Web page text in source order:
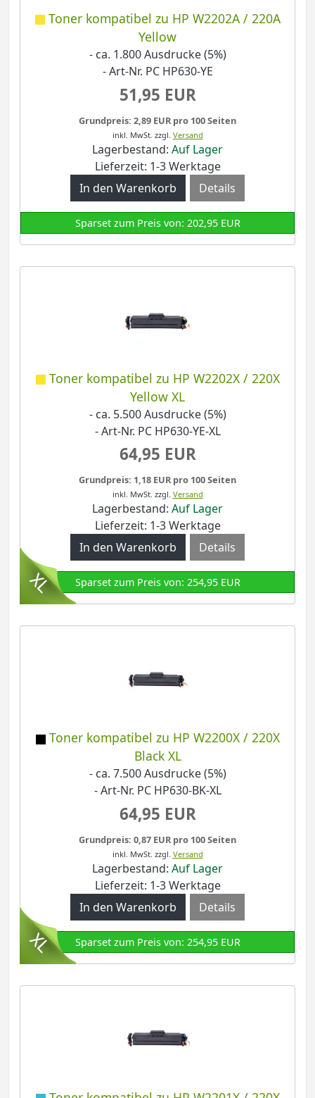
Toner kompatibel zu HP W2202A / 220A
Yellow
- ca. 1.800 Ausdrucke (5%)
- Art-Nr. PC HP630-YE
51,95 EUR
Grundpreis: 2,89 EUR pro 100 Seiten
inkl. MwSt. zzgl. Versand
Lagerbestand: Auf Lager
Lieferzeit: 1-3 Werktage
Details
Sparset zum Preis von: 202,95 EUR
Toner kompatibel zu HP W2202X / 220X
Yellow XL
- ca. 5.500 Ausdrucke (5%)
- Art-Nr. PC HP630-YE-XL
64,95 EUR
Grundpreis: 1,18 EUR pro 100 Seiten
inkl. MwSt. zzgl. Versand
Lagerbestand: Auf Lager
Lieferzeit: 1-3 Werktage
Details
Sparset zum Preis von: 254,95 EUR
Toner kompatibel zu HP W2200X / 220X
Black XL
- ca. 7.500 Ausdrucke (5%)
- Art-Nr. PC HP630-BK-XL
64,95 EUR
Grundpreis: 0,87 EUR pro 100 Seiten
inkl. MwSt. zzgl. Versand
Lagerbestand: Auf Lager
Lieferzeit: 1-3 Werktage
Details
Sparset zum Preis von: 254,95 EUR